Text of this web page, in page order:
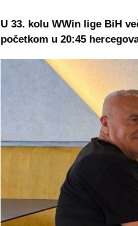
U 33. kolu WWin lige BiH
početkom u 20:45